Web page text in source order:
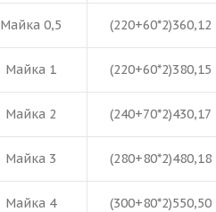
Майка 0,5 (220+60*2)360,12
Майка 1 (220+60*2)380,15
Майка 2 (240+70*2)430,17
Майка 3 (280+80*2)480,18
Майка 4 (300+80*2)550,50